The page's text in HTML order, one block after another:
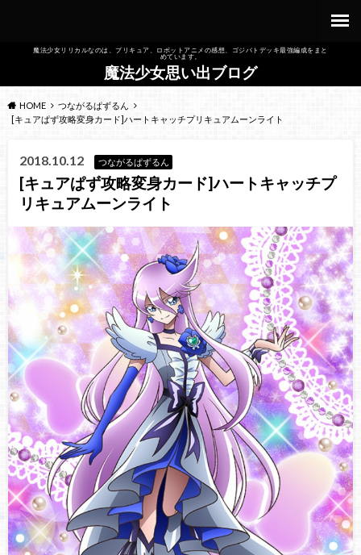
魔法少女リリカルなのは、プリキュア、ロボットアニメの感想、ゴジバトデッキ最強編成をまと
めています。
魔法少女思い出ブログ
HOME
つながるぱずるん
[キュアぱず攻略変身カード]ハートキャッチプリキュアムーンライト
2018.10.12 つながるぱずるん
[キュアぱず攻略変身カード]ハートキャッチプ
リキュアムーンライト